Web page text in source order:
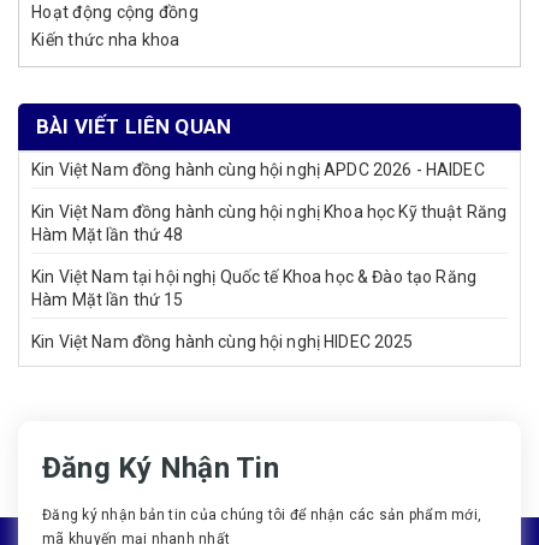
Hoạt động cộng đồng
Kiến thức nha khoa
BÀI VIẾT LIÊN QUAN
Kin Việt Nam đồng hành cùng hội nghị APDC 2026 - HAIDEC
Kin Việt Nam đồng hành cùng hội nghị Khoa học Kỹ thuật Răng
Hàm Mặt lần thứ 48
Kin Việt Nam tại hội nghị Quốc tế Khoa học & Đào tạo Răng
Hàm Mặt lần thứ 15
Kin Việt Nam đồng hành cùng hội nghị HIDEC 2025
Đăng Ký Nhận Tin
Đăng ký nhận bản tin của chúng tôi để nhận các sản phẩm mới,
mã khuyến mại nhanh nhất